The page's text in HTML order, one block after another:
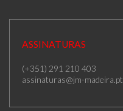
ASSINATURAS
(+351) 291 210 403
assinaturas@jm-madeira.pt